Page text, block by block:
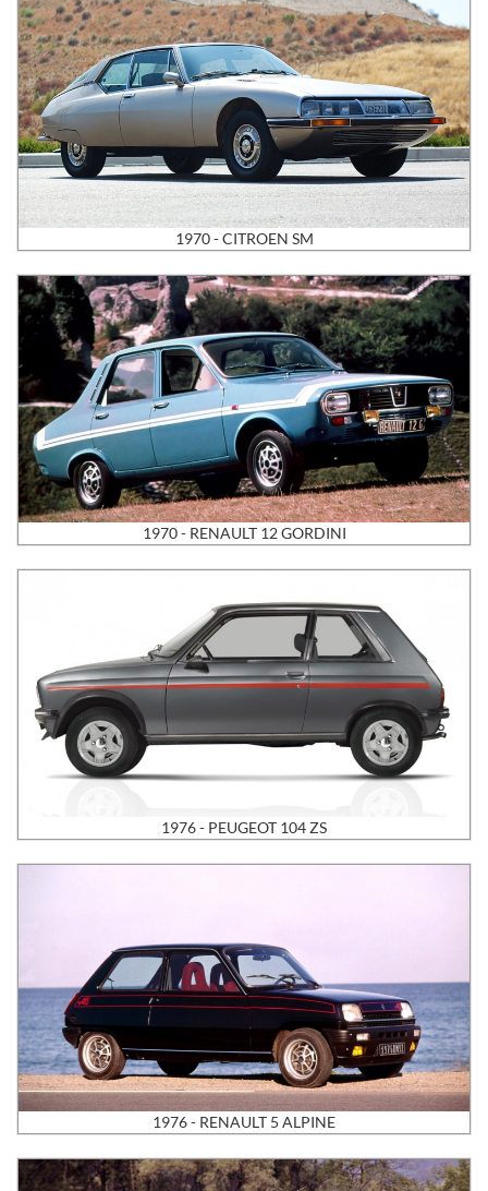
1970 - CITROEN SM
1970 - RENAULT 12 GORDINI
1976 - PEUGEOT 104 ZS
1976 - RENAULT 5 ALPINE